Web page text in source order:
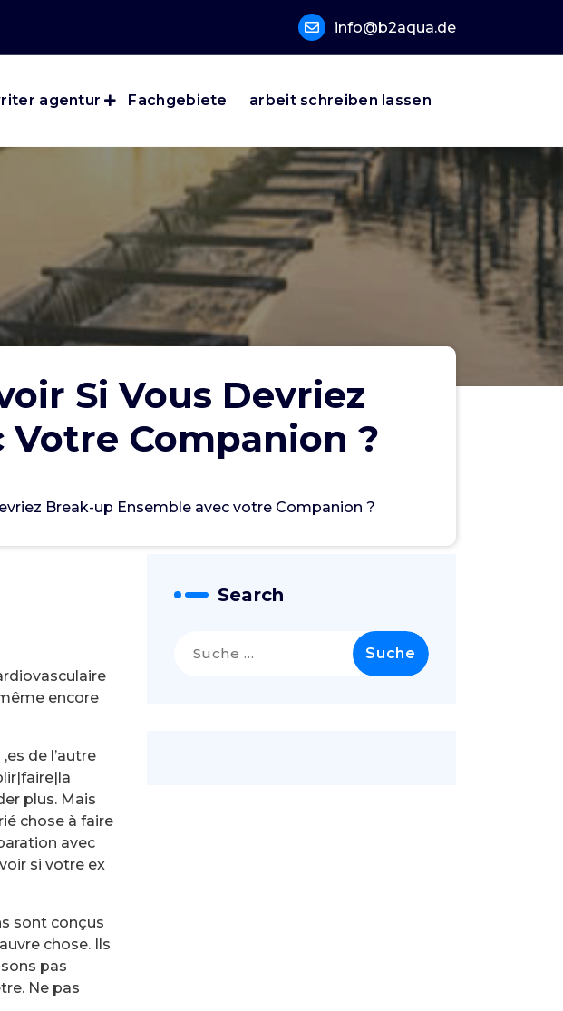
info@b2aqua.de
agentur Fachgebiete arbeit schreiben lassen
Si Vous Devriez
Votre Companion ?
Break-up Ensemble avec votre Companion ?
encore
de l’autre
plus. Mais
chose à faire
avec
si votre ex
sont conçus
chose. Ils
pas
Ne pas
Search
nach: